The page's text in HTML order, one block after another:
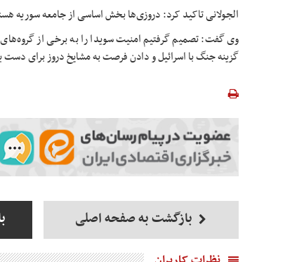
الجولانی تاکید کرد: دروزی‌ها بخش اساسی از جامعه سوریه
وی گفت: تصمیم گرفتیم امنیت سویدا را به برخی از
گزینه جنگ با اسرائیل و دادن فرصت به مشایخ دروز برای دست
بازگشت به صفحه اصلی